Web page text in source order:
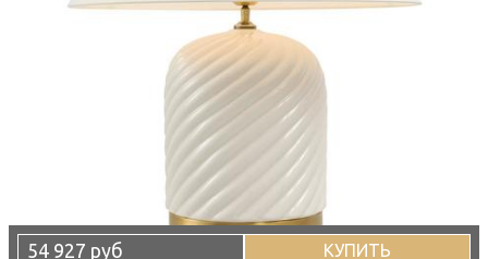
54 927 руб КУПИТЬ